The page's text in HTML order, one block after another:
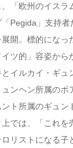
「欧州のイスラ
Pegida」支持者
展開。標的にな
ツ的」容姿から
イルカイ・ギュ
ンヘン所属のボ
ト所属のギュン
では、「これを
リストになる子